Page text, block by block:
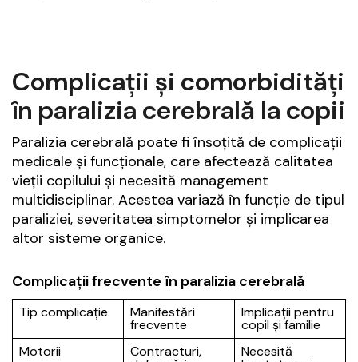
Complicații și comorbidități
în paralizia cerebrală la copii
Paralizia cerebrală poate fi însoțită de complicații
medicale și funcționale, care afectează calitatea
vieții copilului și necesită management
multidisciplinar. Acestea variază în funcție de tipul
paraliziei, severitatea simptomelor și implicarea
altor sisteme organice.
Complicații frecvente în paralizia cerebrală
Tip complicație Manifestări
frecvente
Implicații pentru
copil și familie
Motorii
Contracturi, Necesită